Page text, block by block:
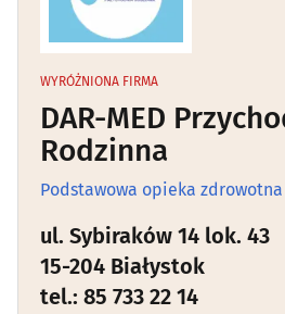
Angiologia
Apteki(92)
Audiologia (5)
Chirurgia(47)
Chirurgia dziecięca(4)
Chirurgia plastyczna (3)
WYRÓŻNIONA FIRMA
DAR-MED
Rodzinna
Podstawowa opieka zdrowotna
ul. Sybiraków 14 lok. 43
15-204 Białystok
tel.: 85 733 22 14